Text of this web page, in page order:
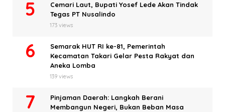
Cemari Laut, Bupati Yosef Lede Akan Tindak
Tegas PT Nusalindo
173 views
Semarak HUT RI ke-81, Pemerintah
Kecamatan Takari Gelar Pesta Rakyat dan
Aneka Lomba
139 views
Pinjaman Daerah: Langkah Berani
Membangun Negeri, Bukan Beban Masa